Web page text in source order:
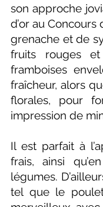
son approche
d’or au Concours
grenache et de
fruits rouges et
framboises
fraîcheur, alors
florales, pour
impression de
Il est parfait à
frais, ainsi
légumes.
tel que le